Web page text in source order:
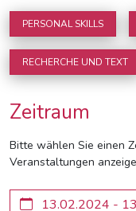
PERSONAL SKILLS
RECHERCHE UND TEXT
Zeitraum
Bitte wählen Sie einen
Veranstaltungen